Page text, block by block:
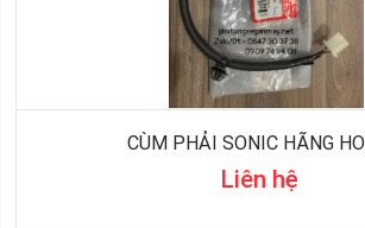
CÙM PHẢI SONIC HÃNG
Liên hệ